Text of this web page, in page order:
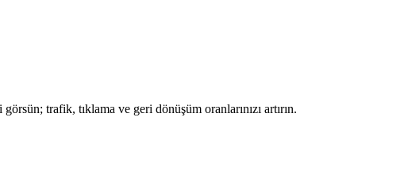
trafik, tıklama ve geri dönüşüm oranlarınızı artırın.